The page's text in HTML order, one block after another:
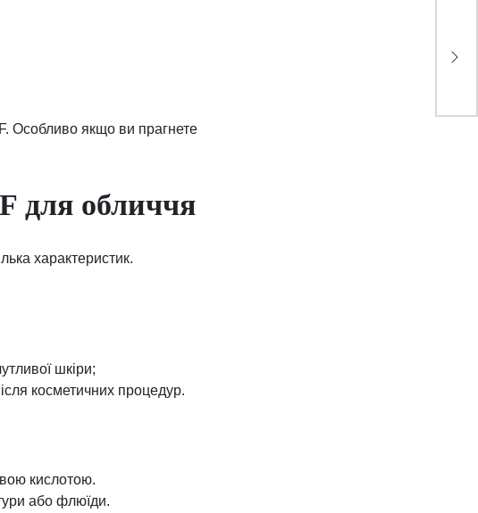
Особливо якщо ви прагнете
для обличчя
характеристик.
шкіри;
косметичних процедур.
кислотою.
або флюїди.